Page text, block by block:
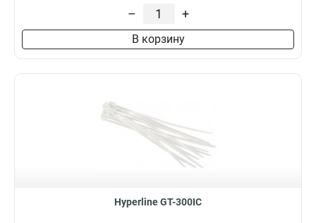
– +
В корзину
Hyperline GT-300IC